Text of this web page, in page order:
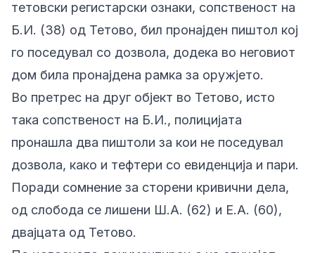
тетовски регистарски ознаки, сопственост на
Б.И. (38) од Тетово, бил пронајден пиштол кој
го поседувал со дозвола, додека во неговиот
дом била пронајдена рамка за оружјето.
Во претрес на друг објект во Тетово, исто
така сопственост на Б.И., полицијата
пронашла два пиштоли за кои не поседувал
дозвола, како и тефтери со евиденција и пари.
Поради сомнение за сторени кривични дела,
од слобода се лишени Ш.А. (62) и Е.А. (60),
двајцата од Тетово.